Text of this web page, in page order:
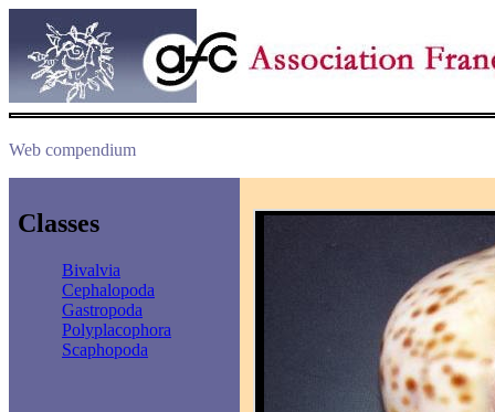
Web compendium
Classes
Bivalvia
Cephalopoda
Gastropoda
Polyplacophora
Scaphopoda